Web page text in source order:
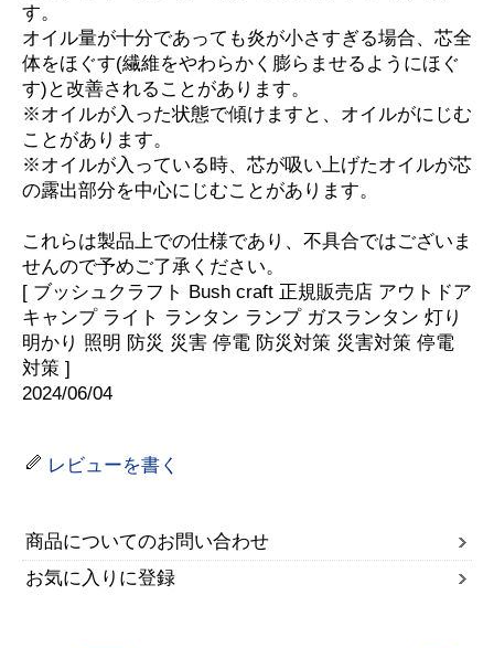
す。
オイル量が十分であっても炎が小さすぎる場合、芯全
体をほぐす(繊維をやわらかく膨らませるようにほぐ
す)と改善されることがあります。
※オイルが入った状態で傾けますと、オイルがにじむ
ことがあります。
※オイルが入っている時、芯が吸い上げたオイルが芯
の露出部分を中心にじむことがあります。
これらは製品上での仕様であり、不具合ではございま
せんので予めご了承ください。
[ ブッシュクラフト Bush craft 正規販売店 アウトドア
キャンプ ライト ランタン ランプ ガスランタン 灯り
明かり 照明 防災 災害 停電 防災対策 災害対策 停電
対策 ]
2024/06/04
レビューを書く
商品についてのお問い合わせ
お気に入りに登録